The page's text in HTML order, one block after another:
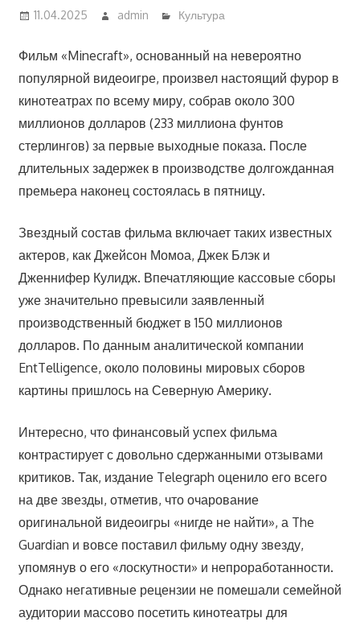
11.04.2025 admin Культура
Фильм «Minecraft», основанный на невероятно
популярной видеоигре, произвел настоящий фурор в
кинотеатрах по всему миру, собрав около 300
миллионов долларов (233 миллиона фунтов
стерлингов) за первые выходные показа. После
длительных задержек в производстве долгожданная
премьера наконец состоялась в пятницу.
Звездный состав фильма включает таких известных
актеров, как Джейсон Момоа, Джек Блэк и
Дженнифер Кулидж. Впечатляющие кассовые сборы
уже значительно превысили заявленный
производственный бюджет в 150 миллионов
долларов. По данным аналитической компании
EntTelligence, около половины мировых сборов
картины пришлось на Северную Америку.
Интересно, что финансовый успех фильма
контрастирует с довольно сдержанными отзывами
критиков. Так, издание Telegraph оценило его всего
на две звезды, отметив, что очарование
оригинальной видеоигры «нигде не найти», а The
Guardian и вовсе поставил фильму одну звезду,
упомянув о его «лоскутности» и непроработанности.
Однако негативные рецензии не помешали семейной
аудитории массово посетить кинотеатры для